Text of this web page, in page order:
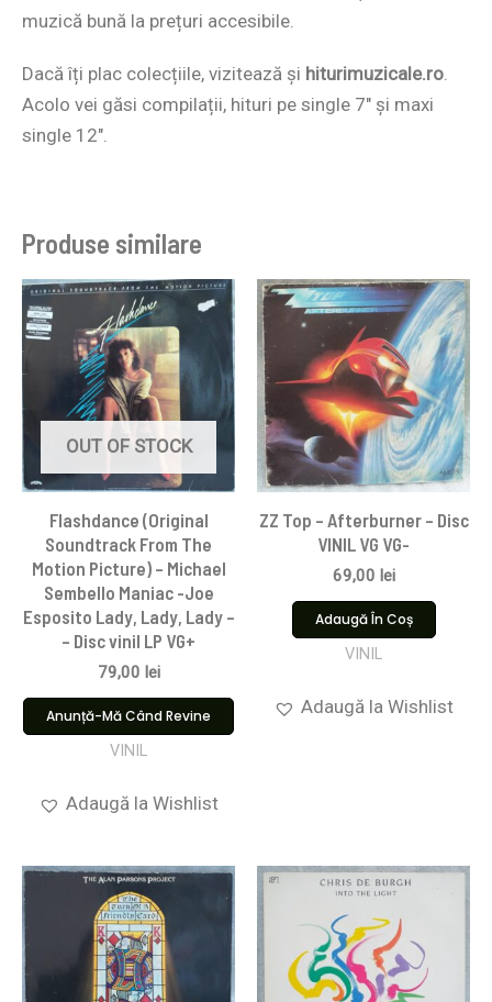
muzică bună la prețuri accesibile.
Dacă îți plac colecțiile, vizitează și hiturimuzicale.ro
Acolo vei găsi compilații, hituri pe single 7″ și maxi
single 12″.
Produse similare
OUT OF STOCK
Flashdance (Original
Soundtrack From The
Motion Picture) – Michael
Sembello Maniac -Joe
Esposito Lady, Lady, Lady –
– Disc vinil LP VG+
79,00 lei
Anunță-Mă Când Revine
VINIL
Adaugă la Wishlist
ZZ Top – Afterburner – Disc
VINIL VG VG-
69,00 lei
Adaugă În Coș
VINIL
Adaugă la Wishlist